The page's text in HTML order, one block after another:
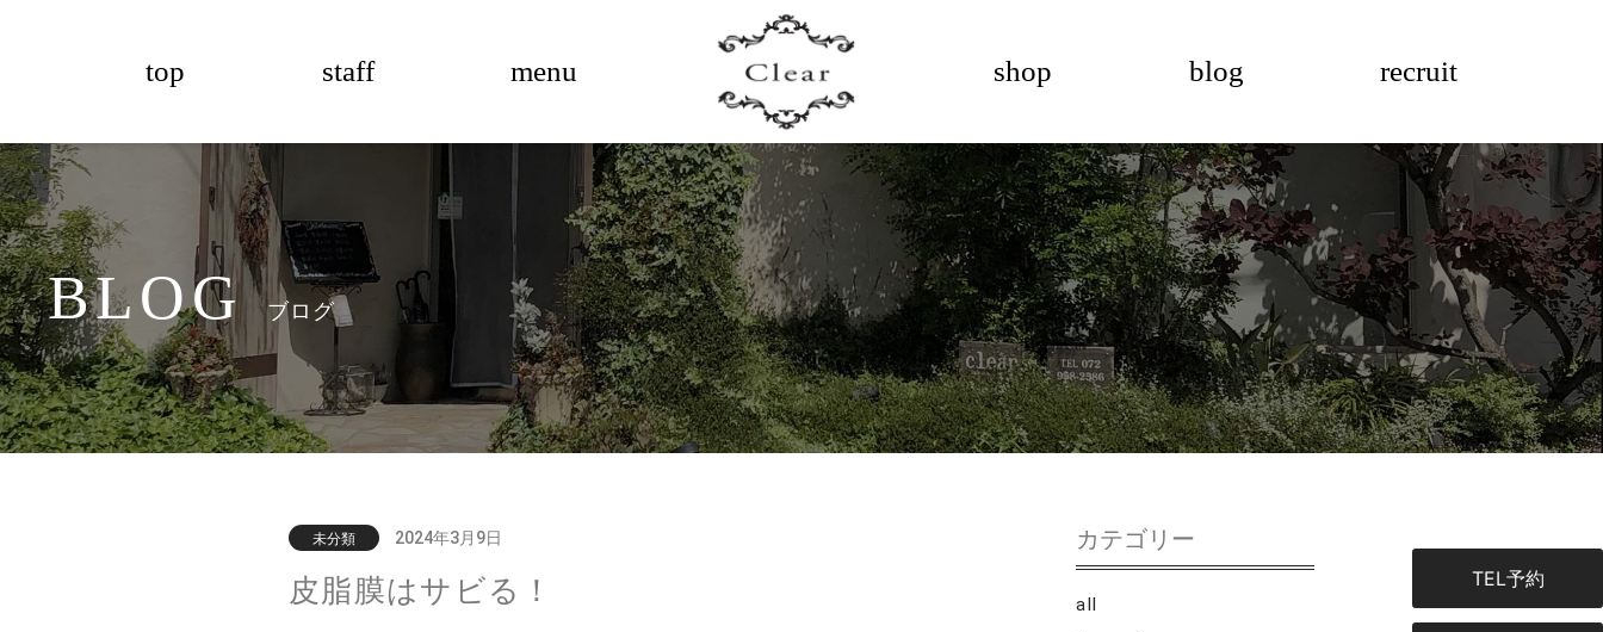
TEL予約
top staff menu shop blog recruit
BLOG ブログ
未分類 2024年3月9日
皮脂膜はサビる！
カテゴリー
all